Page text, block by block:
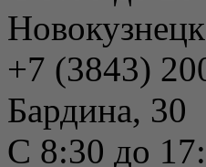
Новокузнецк
+7 (3843)
Бардина, 30
С 8:30 до